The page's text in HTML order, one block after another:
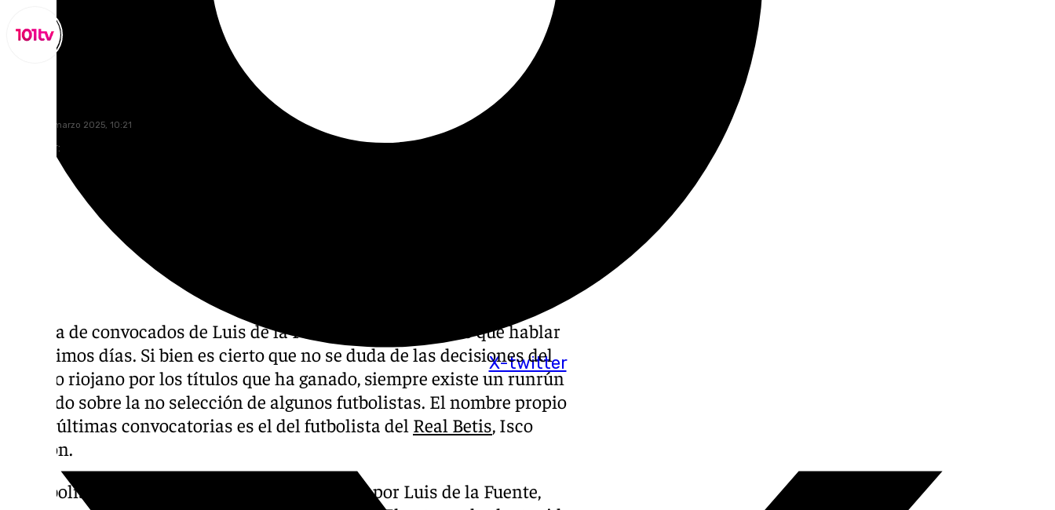
X-twitter
martes, 18 marzo 2025, 10:21
Compartir:
La lista de convocados de Luis de la Fuente ha dado mucho que hablar
los últimos días. Si bien es cierto que no se duda de las decisiones del
técnico riojano por los títulos que ha ganado, siempre existe un runrún
de fondo sobre la no selección de algunos futbolistas. El nombre propio
de las últimas convocatorias es el del futbolista del Real Betis, Isco
Alarcón.
El futbolista malagueño no ha sido convocado por Luis de la Fuente,